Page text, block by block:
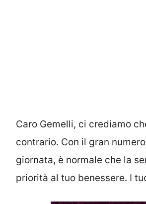
Caro Gemelli, ci crediamo
contrario. Con il gran
giornata, è normale che la
priorità al tuo benessere. I